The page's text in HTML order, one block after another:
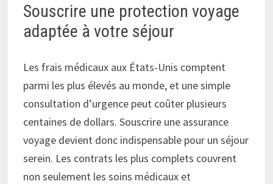
Souscrire une protection voyage
adaptée à votre séjour
Les frais médicaux aux États-Unis comptent
parmi les plus élevés au monde, et une simple
consultation d’urgence peut coûter plusieurs
centaines de dollars. Souscrire une assurance
voyage devient donc indispensable pour un séjour
serein. Les contrats les plus complets couvrent
non seulement les soins médicaux et